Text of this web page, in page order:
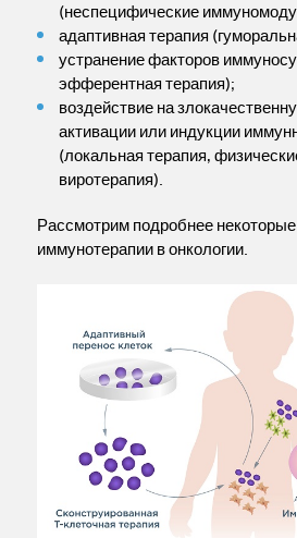
(неспецифические
адаптивная терапия
устранение факторов
эфферентная терапия);
воздействие на
активации или индукции
(локальная терапия,
виротерапия).
Рассмотрим подробнее
иммунотерапии в онкологии.